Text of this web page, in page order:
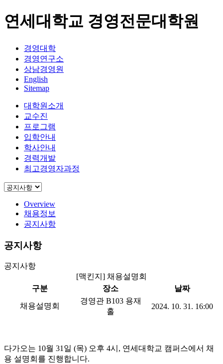
연세대학교 경영전문대학원
경영대학
경영연구소
상남경영원
English
Sitemap
대학원소개
교수진
프로그램
입학안내
학사안내
경력개발
최고경영자과정
Overview
채용정보
공지사항
공지사항
공지사항
[맥킨지] 채용설명회
구분
장소 날짜
채용설명회
경영관 B103 용재
홀
2024. 10. 31. 16:00
다가오는 10월 31일 (목) 오후 4시, 연세대학교 캠퍼스에서 채
용 설명회를 진행합니다.